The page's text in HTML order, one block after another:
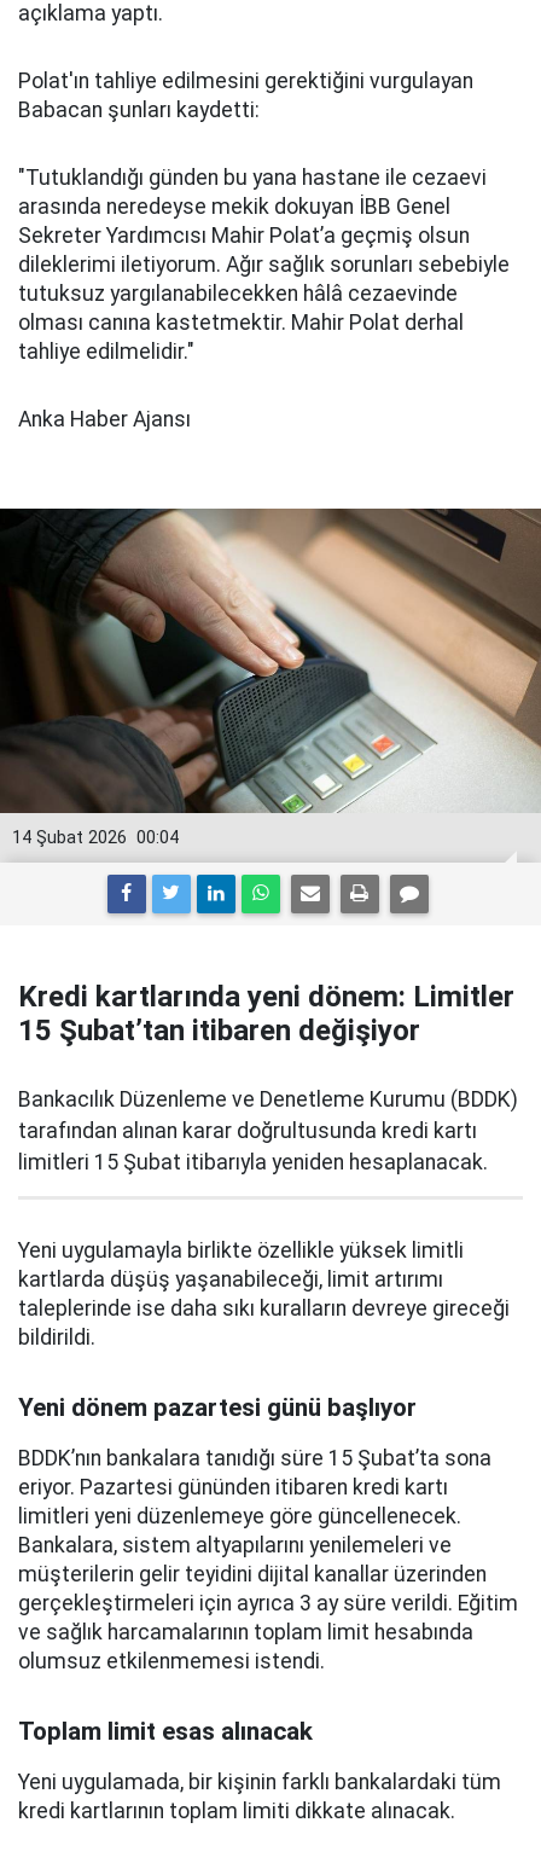
açıklama yaptı.
Polat'ın tahliye edilmesini gerektiğini vurgulayan
Babacan şunları kaydetti:
"Tutuklandığı günden bu yana hastane ile cezaevi
arasında neredeyse mekik dokuyan İBB Genel
Sekreter Yardımcısı Mahir Polat’a geçmiş olsun
dileklerimi iletiyorum. Ağır sağlık sorunları sebebiyle
tutuksuz yargılanabilecekken hâlâ cezaevinde
olması canına kastetmektir. Mahir Polat derhal
tahliye edilmelidir."
Anka Haber Ajansı
00:04
14 Şubat 2026
Kredi kartlarında yeni dönem: Limitler
15 Şubat’tan itibaren değişiyor
Bankacılık Düzenleme ve Denetleme Kurumu (BDDK)
tarafından alınan karar doğrultusunda kredi kartı
limitleri 15 Şubat itibarıyla yeniden hesaplanacak.
Yeni uygulamayla birlikte özellikle yüksek limitli
kartlarda düşüş yaşanabileceği, limit artırımı
taleplerinde ise daha sıkı kuralların devreye gireceği
bildirildi.
Yeni dönem pazartesi günü başlıyor
BDDK’nın bankalara tanıdığı süre 15 Şubat’ta sona
eriyor. Pazartesi gününden itibaren kredi kartı
limitleri yeni düzenlemeye göre güncellenecek.
Bankalara, sistem altyapılarını yenilemeleri ve
müşterilerin gelir teyidini dijital kanallar üzerinden
gerçekleştirmeleri için ayrıca 3 ay süre verildi. Eğitim
ve sağlık harcamalarının toplam limit hesabında
olumsuz etkilenmemesi istendi.
Toplam limit esas alınacak
Yeni uygulamada, bir kişinin farklı bankalardaki tüm
kredi kartlarının toplam limiti dikkate alınacak.